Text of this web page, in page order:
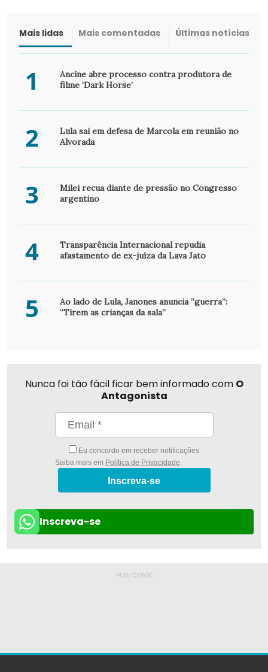
Mais lidas Mais comentadas Últimas notícias
1
Ancine abre processo contra produtora de
filme ‘Dark Horse’
2
Lula sai em defesa de Marcola em reunião no
Alvorada
3
Milei recua diante de pressão no Congresso
argentino
4
Transparência Internacional repudia
afastamento de ex-juíza da Lava Jato
5
Ao lado de Lula, Janones anuncia “guerra”:
“Tirem as crianças da sala”
Nunca foi tão fácil ficar bem informado com O
Antagonista
Eu concordo em receber notificações
Saiba mais em Política de Privacidade.
Inscreva-se
Inscreva-se